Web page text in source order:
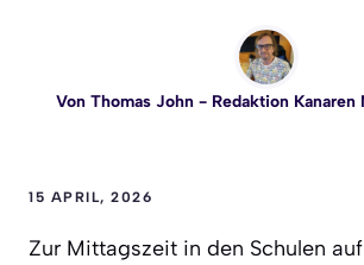
Von Thomas John- Redaktion Kanaren
15 APRIL, 2026
Zur Mittagszeit in den Schulen